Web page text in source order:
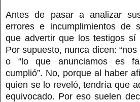
Antes de pasar a analizar
errores e incumplimientos de
que advertir que los testigos sí
Por supuesto, nunca dicen: “nos
o “lo que anunciamos es
cumplió”. No, porque al haber
quien se lo reveló, tendría que
equivocado. Por eso suelen